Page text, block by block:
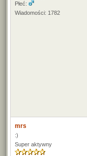
Płeć:
Wiadomości: 1782
mrs
:)
Super aktywny